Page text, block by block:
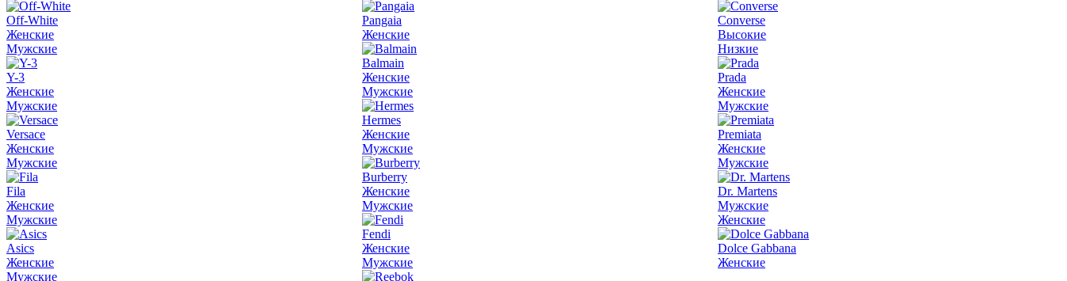
Off-White
Женские
Мужские
Y-3
Женские
Мужские
Versace
Женские
Мужские
Fila
Женские
Мужские
Asics
Женские
Мужские
Pangaia
Женские
Balmain
Женские
Мужские
Hermes
Женские
Мужские
Burberry
Женские
Мужские
Fendi
Женские
Мужские
Converse
Высокие
Низкие
Prada
Женские
Мужские
Premiata
Женские
Мужские
Dr. Martens
Мужские
Женские
Dolce Gabbana
Женские